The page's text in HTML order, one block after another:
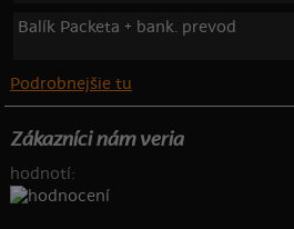
Balík Packeta + bank. prevod
Podrobnejšie tu
Zákazníci nám veria
hodnotí: